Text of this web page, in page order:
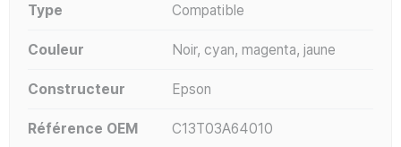
Type Compatible
Couleur Noir, cyan, magenta, jaune
Constructeur Epson
Référence OEM C13T03A64010